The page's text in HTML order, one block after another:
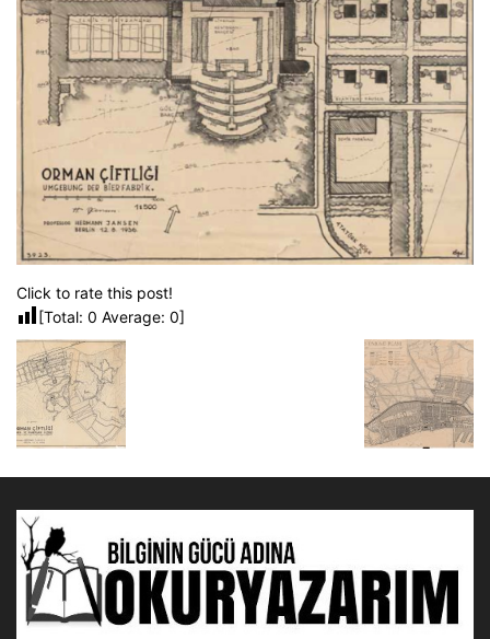
Click to rate this post!
[Total: 0 Average: 0]